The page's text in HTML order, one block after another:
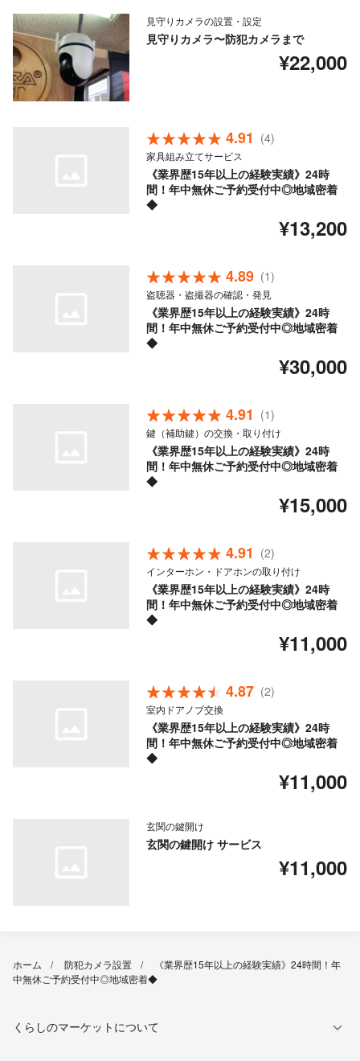
見守りカメラの設置・設定
見守りカメラ〜防犯カメラまで
¥22,000
4.91 (4)
家具組み立てサービス
《業界歴15年以上の経験実績》24時
間！年中無休ご予約受付中◎地域密着
◆
¥13,200
4.89 (1)
盗聴器・盗撮器の確認・発見
《業界歴15年以上の経験実績》24時
間！年中無休ご予約受付中◎地域密着
◆
¥30,000
4.91 (1)
鍵（補助鍵）の交換・取り付け
《業界歴15年以上の経験実績》24時
間！年中無休ご予約受付中◎地域密着
◆
¥15,000
4.91 (2)
インターホン・ドアホンの取り付け
《業界歴15年以上の経験実績》24時
間！年中無休ご予約受付中◎地域密着
◆
¥11,000
4.87 (2)
室内ドアノブ交換
《業界歴15年以上の経験実績》24時
間！年中無休ご予約受付中◎地域密着
◆
¥11,000
玄関の鍵開け
玄関の鍵開け サービス
¥11,000
ホーム 防犯カメラ設置
《業界歴15年以上の経験実績》24時間！年
中無休ご予約受付中◎地域密着◆
くらしのマーケットについて